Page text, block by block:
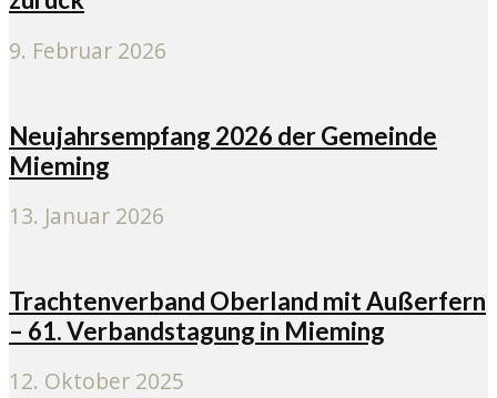
9. Februar 2026
Neujahrsempfang 2026 der Gemeinde
Mieming
13. Januar 2026
Trachtenverband Oberland mit Außerfern
– 61. Verbandstagung in Mieming
12. Oktober 2025